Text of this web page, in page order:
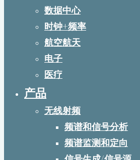
数据中心
时钟+频率
航空航天
电子
医疗
产品
无线射频
频谱和信号分析
频谱监测和定向